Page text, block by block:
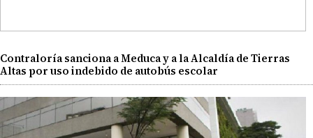
Contraloría sanciona a Meduca y a la Alcaldía de Tierras
Altas por uso indebido de autobús escolar